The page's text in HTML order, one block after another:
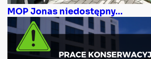
MOP Jonas niedostępny...